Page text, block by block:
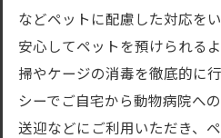
などペットに配慮した対応を
安心してペットを預けられる
掃やケージの消毒を徹底的に
シーでご自宅から動物病院へ
送迎などにご利用いただき、